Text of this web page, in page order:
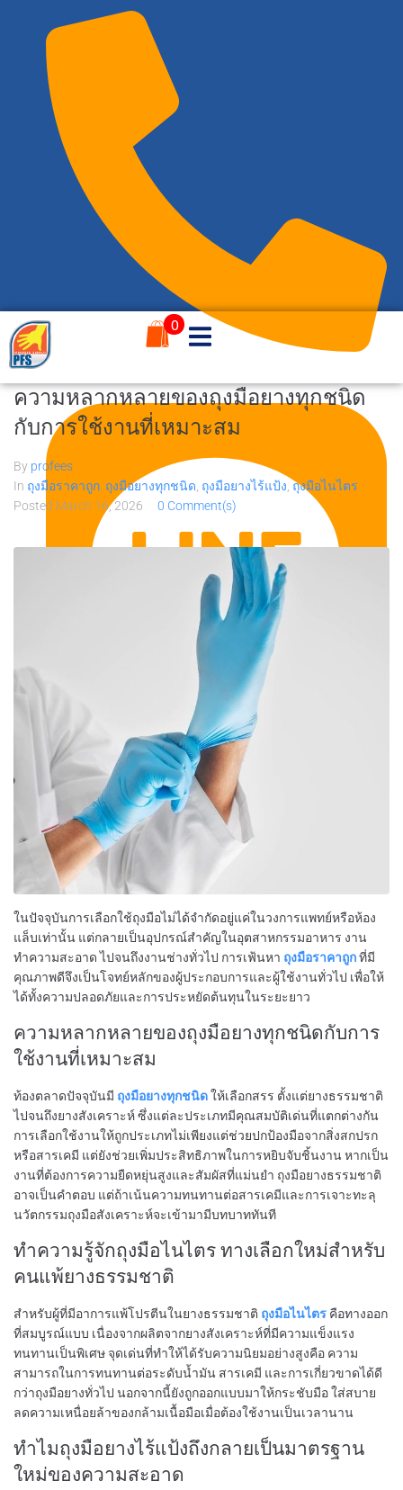
086-4884291
Line 0864884291
0
ความหลากหลายของถุงมือยางทุกชนิด
กับการใช้งานที่เหมาะสม
By profees
In ถุงมือราคาถูก ถุงมือยางทุกชนิด ถุงมือยางไร้แป้ง ถุงมือไนไตร
Posted March 16, 2026 0 Comment(s)
ในปัจจุบันการเลือกใช้ถุงมือไม่ได้จำกัดอยู่แค่ในวงการแพทย์หรือห้อง
แล็บเท่านั้น แต่กลายเป็นอุปกรณ์สำคัญในอุตสาหกรรมอาหาร งาน
ทำความสะอาด ไปจนถึงงานช่างทั่วไป การเฟ้นหา ถุงมือราคาถูกที่มี
คุณภาพดีจึงเป็นโจทย์หลักของผู้ประกอบการและผู้ใช้งานทั่วไป เพื่อให้
ได้ทั้งความปลอดภัยและการประหยัดต้นทุนในระยะยาว
ความหลากหลายของถุงมือยางทุกชนิดกับการ
ใช้งานที่เหมาะสม
ท้องตลาดปัจจุบันมี ถุงมือยางทุกชนิดให้เลือกสรร ตั้งแต่ยางธรรมชาติ
ไปจนถึงยางสังเคราะห์ ซึ่งแต่ละประเภทมีคุณสมบัติเด่นที่แตกต่างกัน
การเลือกใช้งานให้ถูกประเภทไม่เพียงแต่ช่วยปกป้องมือจากสิ่งสกปรก
หรือสารเคมี แต่ยังช่วยเพิ่มประสิทธิภาพในการหยิบจับชิ้นงาน หากเป็น
งานที่ต้องการความยืดหยุ่นสูงและสัมผัสที่แม่นยำ ถุงมือยางธรรมชาติ
อาจเป็นคำตอบ แต่ถ้าเน้นความทนทานต่อสารเคมีและการเจาะทะลุ
นวัตกรรมถุงมือสังเคราะห์จะเข้ามามีบทบาททันที
ทำความรู้จักถุงมือไนไตร ทางเลือกใหม่สำหรับ
คนแพ้ยางธรรมชาติ
สำหรับผู้ที่มีอาการแพ้โปรตีนในยางธรรมชาติ ถุงมือไนไตร คือทางออก
ที่สมบูรณ์แบบ เนื่องจากผลิตจากยางสังเคราะห์ที่มีความแข็งแรง
ทนทานเป็นพิเศษ จุดเด่นที่ทำให้ได้รับความนิยมอย่างสูงคือ ความ
สามารถในการทนทานต่อระดับน้ำมัน สารเคมี และการเกี่ยวขาดได้ดี
กว่าถุงมือยางทั่วไป นอกจากนี้ยังถูกออกแบบมาให้กระชับมือ ใส่สบาย
ลดความเหนื่อยล้าของกล้ามเนื้อมือเมื่อต้องใช้งานเป็นเวลานาน
ทำไมถุงมือยางไร้แป้งถึงกลายเป็นมาตรฐาน
ใหม่ของความสะอาด